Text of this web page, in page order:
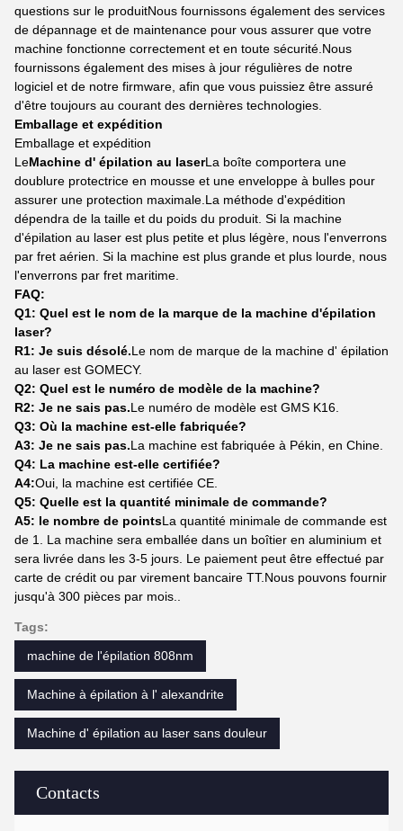
Contacts
questions sur le produitNous fournissons également des services
de dépannage et de maintenance pour vous assurer que votre
machine fonctionne correctement et en toute sécurité.Nous
fournissons également des mises à jour régulières de notre
logiciel et de notre firmware, afin que vous puissiez être assuré
d'être toujours au courant des dernières technologies.
Emballage et expédition
Emballage et expédition
LeMachine d' épilation au laserLa boîte comportera une
doublure protectrice en mousse et une enveloppe à bulles pour
assurer une protection maximale.La méthode d'expédition
dépendra de la taille et du poids du produit. Si la machine
d'épilation au laser est plus petite et plus légère, nous l'enverrons
par fret aérien. Si la machine est plus grande et plus lourde, nous
l'enverrons par fret maritime.
FAQ:
Q1: Quel est le nom de la marque de la machine d'épilation
laser?
R1: Je suis désolé.Le nom de marque de la machine d' épilation
au laser est GOMECY.
Q2: Quel est le numéro de modèle de la machine?
R2: Je ne sais pas.Le numéro de modèle est GMS K16.
Q3: Où la machine est-elle fabriquée?
A3: Je ne sais pas.La machine est fabriquée à Pékin, en Chine.
Q4: La machine est-elle certifiée?
A4:Oui, la machine est certifiée CE.
Q5: Quelle est la quantité minimale de commande?
A5: le nombre de pointsLa quantité minimale de commande est
de 1. La machine sera emballée dans un boîtier en aluminium et
sera livrée dans les 3-5 jours. Le paiement peut être effectué par
carte de crédit ou par virement bancaire TT.Nous pouvons fournir
jusqu'à 300 pièces par mois..
Tags:
machine de l'épilation 808nm
Machine à épilation à l' alexandrite
Machine d' épilation au laser sans douleur